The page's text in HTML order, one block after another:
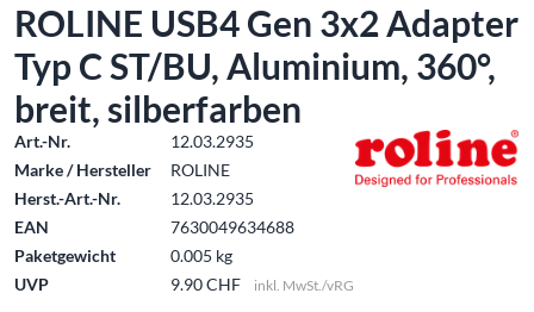
ROLINE USB4 Gen 3x2 Adapter
Typ C ST/BU, Aluminium, 360°,
breit, silberfarben
Art.-Nr.
12.03.2935
Marke / Hersteller
ROLINE
Herst.-Art.-Nr.
12.03.2935
EAN
7630049634688
Paketgewicht
0.005 kg
UVP
9.90 CHF inkl. MwSt./vRG